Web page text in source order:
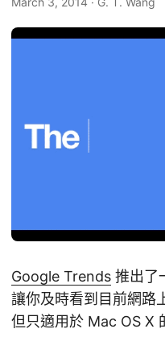
Google Trends 推出了
讓你及時看到目前網路
但只適用於 Mac OS X